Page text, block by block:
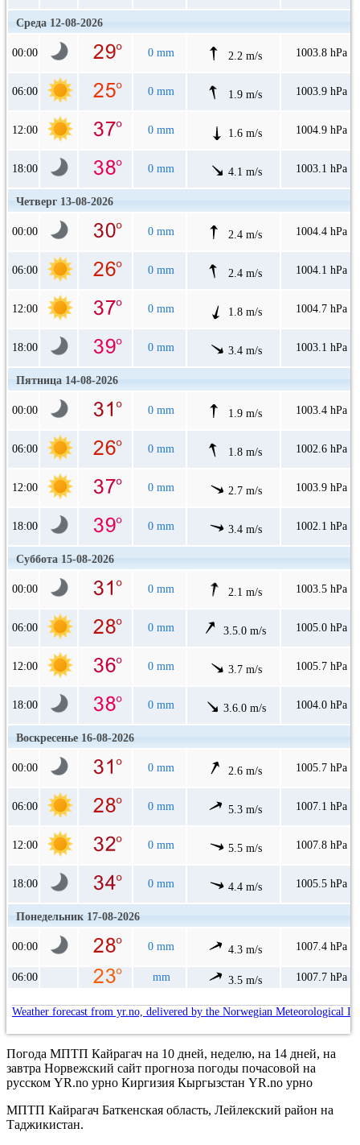
Среда 12-08-2026
00:00 0 mm 2.2 m/s 1003.8 hPa
06:00 0 mm 1.9 m/s 1003.9 hPa
12:00 0 mm 1.6 m/s 1004.9 hPa
18:00 0 mm 4.1 m/s 1003.1 hPa
Четверг 13-08-2026
00:00 0 mm 2.4 m/s 1004.4 hPa
06:00 0 mm 2.4 m/s 1004.1 hPa
12:00 0 mm 1.8 m/s 1004.7 hPa
18:00 0 mm 3.4 m/s 1003.1 hPa
Пятница 14-08-2026
00:00 0 mm 1.9 m/s 1003.4 hPa
06:00 0 mm 1.8 m/s 1002.6 hPa
12:00 0 mm 2.7 m/s 1003.9 hPa
18:00 0 mm 3.4 m/s 1002.1 hPa
Суббота 15-08-2026
00:00 0 mm 2.1 m/s 1003.5 hPa
06:00 0 mm 3.5.0 m/s 1005.0 hPa
12:00 0 mm 3.7 m/s 1005.7 hPa
18:00 0 mm 3.6.0 m/s 1004.0 hPa
Воскресенье 16-08-2026
00:00 0 mm 2.6 m/s 1005.7 hPa
06:00 0 mm 5.3 m/s 1007.1 hPa
12:00 0 mm 5.5 m/s 1007.8 hPa
18:00 0 mm 4.4 m/s 1005.5 hPa
Понедельник 17-08-2026
00:00 0 mm 4.3 m/s 1007.4 hPa
06:00 mm 3.5 m/s 1007.7 hPa
Weather forecast from yr.no, delivered by the Norwegian Meteorological
Погода МПТП Кайрагач на 10 дней, неделю, на 14 дней, на
завтра Норвежский сайт прогноза погоды почасовой на
русском YR.no урно Киргизия Кыргызстан YR.no урно
МПТП Кайрагач Баткенская область, Лeйлeкский район на
Таджикистан.